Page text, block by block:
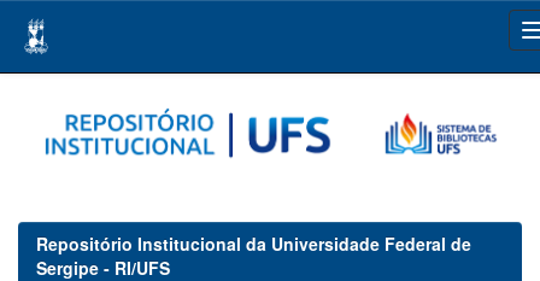
navigation
Repositório Institucional da Universidade Federal de
Sergipe - RI/UFS